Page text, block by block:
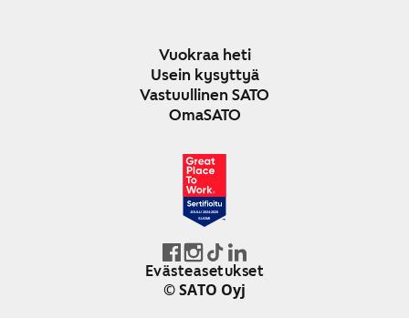
Vuokraa heti
Usein kysyttyä
Vastuullinen SATO
OmaSATO
JOULU 2024-2025
SUOMI
Evästeasetukset
© SATO Oyj